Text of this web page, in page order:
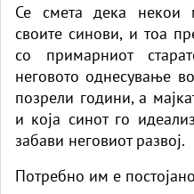
Се смета дека некои
своите синови, и тоа
со примарниот
неговото однесување
позрели години, а
и која синот го
забави неговиот развој.
Потребно им е